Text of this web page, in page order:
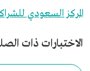
المركز السعودي
الاختبارات ذات